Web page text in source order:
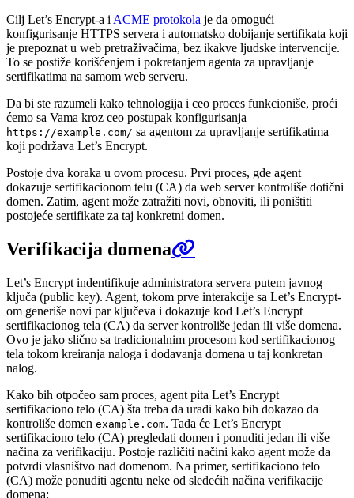
Cilj Let’s Encrypt-a i ACME protokola je da omogući
konfigurisanje HTTPS servera i automatsko dobijanje sertifikata koji
je prepoznat u web pretraživačima, bez ikakve ljudske intervencije.
To se postiže korišćenjem i pokretanjem agenta za upravljanje
sertifikatima na samom web serveru.
Da bi ste razumeli kako tehnologija i ceo proces funkcioniše, proći
ćemo sa Vama kroz ceo postupak konfigurisanja
https://example.com/ sa agentom za upravljanje sertifikatima
koji podržava Let’s Encrypt.
Postoje dva koraka u ovom procesu. Prvi proces, gde agent
dokazuje sertifikacionom telu (CA) da web server kontroliše dotični
domen. Zatim, agent može zatražiti novi, obnoviti, ili poništiti
postojeće sertifikate za taj konkretni domen.
Verifikacija domena
Let’s Encrypt indentifikuje administratora servera putem javnog
ključa (public key). Agent, tokom prve interakcije sa Let’s Encrypt-
om generiše novi par ključeva i dokazuje kod Let’s Encrypt
sertifikacionog tela (CA) da server kontroliše jedan ili više domena.
Ovo je jako slično sa tradicionalnim procesom kod sertifikacionog
tela tokom kreiranja naloga i dodavanja domena u taj konkretan
nalog.
Kako bih otpočeo sam proces, agent pita Let’s Encrypt
sertifikaciono telo (CA) šta treba da uradi kako bih dokazao da
kontroliše domen example.com. Tada će Let’s Encrypt
sertifikaciono telo (CA) pregledati domen i ponuditi jedan ili više
načina za verifikaciju. Postoje različiti načini kako agent može da
potvrdi vlasništvo nad domenom. Na primer, sertifikaciono telo
(CA) može ponuditi agentu neke od sledećih načina verifikacije
domena: